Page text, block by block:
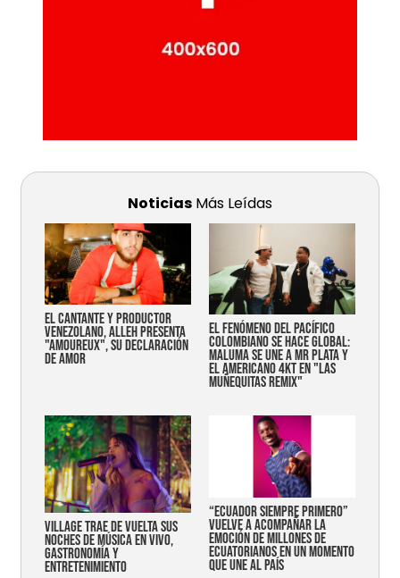
Noticias Más Leídas
EL CANTANTE Y PRODUCTOR
VENEZOLANO, ALLEH PRESENTA
"AMOUREUX", SU DECLARACIÓN
DE AMOR
EL FENÓMENO DEL PACÍFICO
COLOMBIANO SE HACE GLOBAL:
MALUMA SE UNE A MR PLATA Y
EL AMERICANO 4KT EN "LAS
MUÑEQUITAS REMIX"
Village trae de vuelta sus
noches de música en vivo,
gastronomía y
entretenimiento
“Ecuador siempre primero”
vuelve a acompañar la
emoción de millones de
ecuatorianos en un momento
que une al país